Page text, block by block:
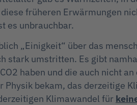
früheren Erwärmungen
es unbrauchbar.
„Einigkeit“ über das
stark umstritten. Es gibt
haben und die auch nicht
Physik bekam, das derzeitige
Klimawandel für